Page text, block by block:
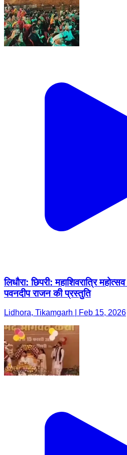
लिधौरा: छिपरी: महाशिवरात्रि
पवनदीप राजन की प्रस्तुति
Lidhora, Tikamgarh | Feb 15, 2026